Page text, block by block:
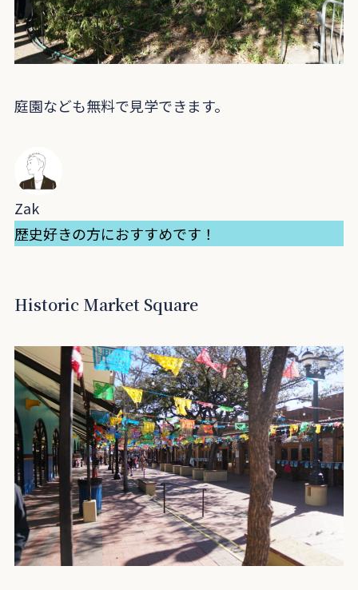
庭園なども無料で見学できます。
Zak
歴史好きの方におすすめです！
Historic Market Square